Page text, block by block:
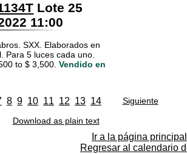
Lote 25
11:00
SXX. Elaborados en
Para 5 luces cada uno.
to $ 3,500. Vendido en
8 9 10 11 12 13 14 Siguiente
Download as plain text
Ir a la página principal
Regresar al calendario